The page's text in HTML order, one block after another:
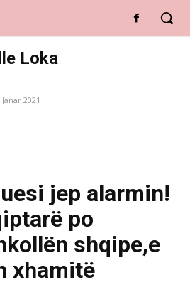
Loka
Janar 2021
jep alarmin!
po
shqipe,e
xhamitë